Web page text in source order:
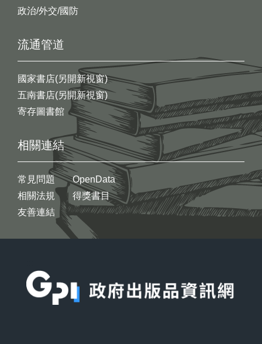
政治/外交/國防
流通管道
國家書店(另開新視窗)
五南書店(另開新視窗)
寄存圖書館
相關連結
常見問題
相關法規
友善連結
OpenData
得獎書目